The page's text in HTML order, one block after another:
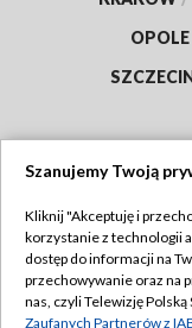
OPOLE
Abonament TVP
Emisja w TVP
Szanujemy Twoją
Kliknij "Akceptuję i
korzystanie z technologii
dostęp do informacji na
przechowywanie oraz na
nas, czyli Telewizję Polską
Zaufanych Partnerów z